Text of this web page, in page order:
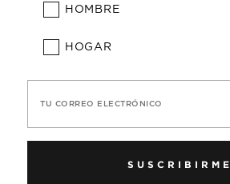
HOMBRE
HOGAR
TU CORREO ELECTRÓNICO
SUSCRIBIRME